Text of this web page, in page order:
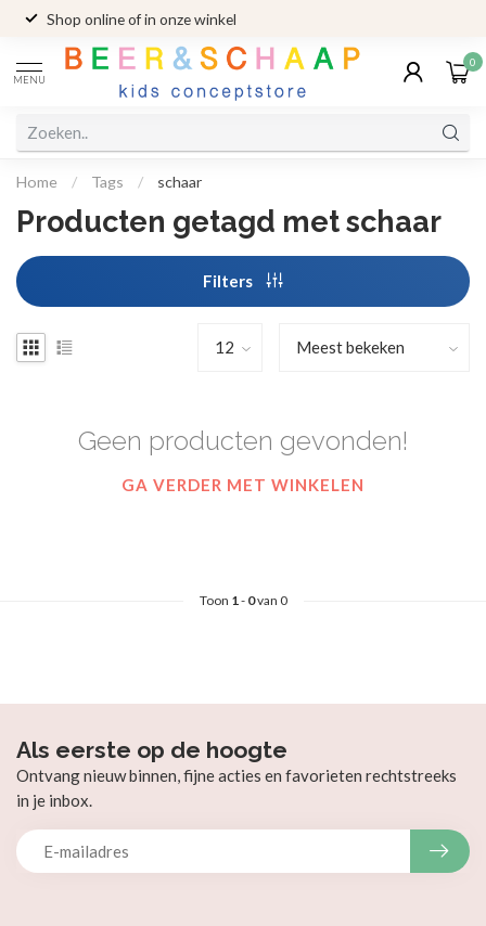
Shop online of in onze winkel
MENU
0
Home / Tags / schaar
Producten getagd met schaar
Filters
Geen producten gevonden!
GA VERDER MET WINKELEN
Toon 1- 0van 0
Als eerste op de hoogte
Ontvang nieuw binnen, fijne acties en favorieten rechtstreeks
in je inbox.